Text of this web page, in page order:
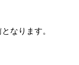
なります。